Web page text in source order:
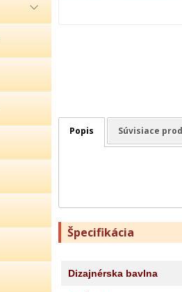
Popis Súvisiace
Špecifikácia
Dizajnérska bavlna